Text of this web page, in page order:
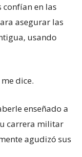
en las
asegurar las
usando
dice.
enseñado a
carrera militar
agudizó sus